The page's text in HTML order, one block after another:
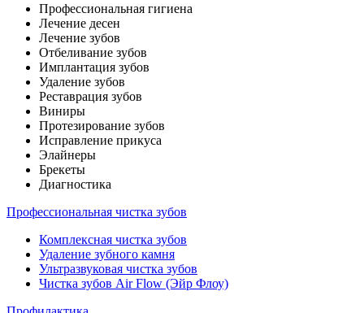
Профессиональная гигиена
Лечение десен
Лечение зубов
Отбеливание зубов
Имплантация зубов
Удаление зубов
Реставрация зубов
Виниры
Протезирование зубов
Исправление прикуса
Элайнеры
Брекеты
Диагностика
Профессиональная чистка зубов
Комплексная чистка зубов
Удаление зубного камня
Ультразвуковая чистка зубов
Чистка зубов Air Flow (Эйр Флоу)